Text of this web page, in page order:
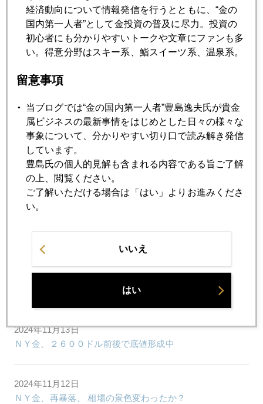
2024年11月21日
米財務長官候補にアベノミクス賛美者も
2024年11月20日
順調に２６００ドル台で続騰
2024年11月19日
ＮＹ金、２６００ドル台回復
2024年11月18日
２５００ドル台、値固め、続く
ＮＹ金、２５００ドル台で値固め
2024年11月14日
ＮＹ金、本格的に２５００ドル台へ続落
2024年11月13日
ＮＹ金、２６００ドル前後で底値形成中
2024年11月12日
ＮＹ金、再暴落、 相場の景色変わったか？
経済動向について情報発信を行うとともに、“金の
国内第一人者”として金投資の普及に尽力。投資の
初心者にも分かりやすいトークや文章にファンも多
い。得意分野はスキー系、鮨スイーツ系、温泉系。
留意事項
当ブログでは“金の国内第一人者”豊島逸夫氏が貴金
属ビジネスの最新事情をはじめとした日々の様々な
事象について、分かりやすい切り口で読み解き発信
しています。
豊島氏の個人的見解も含まれる内容である旨ご了解
の上、閲覧ください。
ご了解いただける場合は「はい」よりお進みくださ
い。
いいえ
はい